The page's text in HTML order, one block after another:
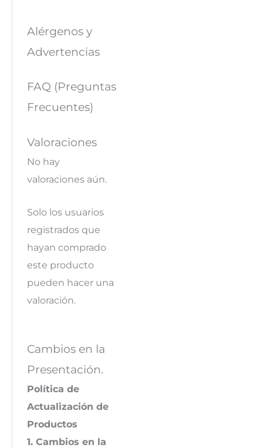
Alérgenos y
Advertencias
FAQ (Preguntas
Frecuentes)
Valoraciones
No hay
valoraciones aún.
Solo los usuarios
registrados que
hayan comprado
este producto
pueden hacer una
valoración.
Cambios en la
Presentación.
Política de
Actualización de
Productos
1. Cambios en la